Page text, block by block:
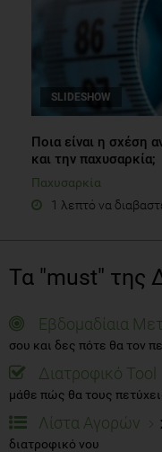
SLIDESHOW
Ποια είναι η σχέση
και την παχυσαρκία;
Παχυσαρκία
1 λεπτό να
Τα "must" της
Εβδομαδίαια
σου και δες πότε θα τον
Διατροφικό Tool
μάθε πώς θα τους
Λίστα Αγορών
διατροφικό νου